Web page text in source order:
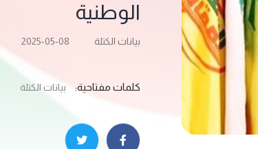
الوطنية
بيانات الكتلة 2025-05-08
كلمات مفتاحية: بيانات الكتلة